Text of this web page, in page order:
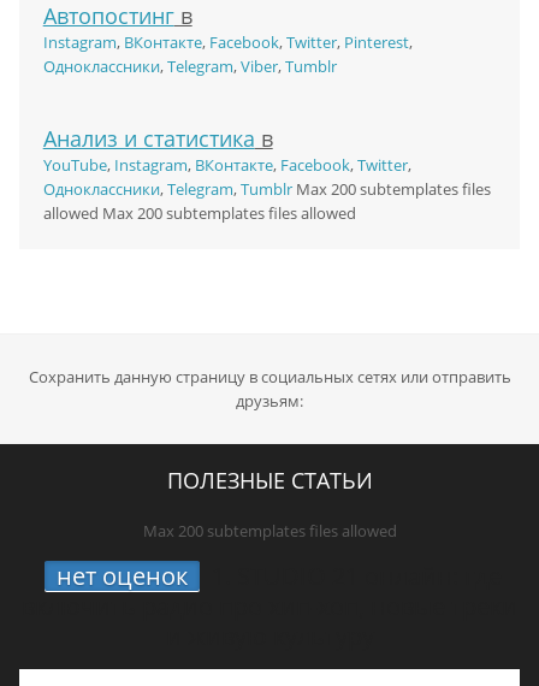
Автопостингв
Instagram, ВКонтакте, Facebook,Twitter, Pinterest,
Одноклассники,Telegram,Viber,Tumblr
Анализ и статистика в
YouTube, Instagram, ВКонтакте, Facebook,Twitter,
Одноклассники,Telegram,TumblrMax 200 subtemplates files
allowed Max 200 subtemplates files allowed
Сохранить данную страницу в социальных сетях или отправить
друзьям:
ПОЛЕЗНЫЕ СТАТЬИ
Max 200 subtemplates files allowed
нет оценок